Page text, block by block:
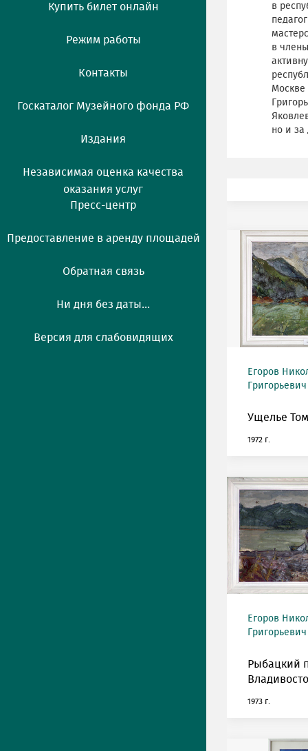
Купить билет онлайн
Режим работы
Контакты
Госкаталог Музейного фонда РФ
Издания
Независимая оценка качества
оказания услуг
Пресс-центр
Предоставление в аренду площадей
Обратная связь
Ни дня без даты...
Версия для слабовидящих
в
в
Москве
но и за
Егоров
Ущелье
1972 г.
Егоров
Рыбацкий
1973 г.